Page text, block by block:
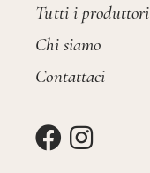
Tutti i produttori
Chi siamo
Contattaci